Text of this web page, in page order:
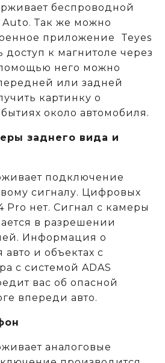
беспроводной
Так же можно
приложение Teyes
к магнитоле через
него можно
или задней
картинку о
около автомобиля.
заднего вида и
подключение
сигналу. Цифровых
Pro нет. Сигнал с камеры
в разрешении
Информация о
и объектах c
с системой ADAS
вас об опасной
впереди авто.
аналоговые